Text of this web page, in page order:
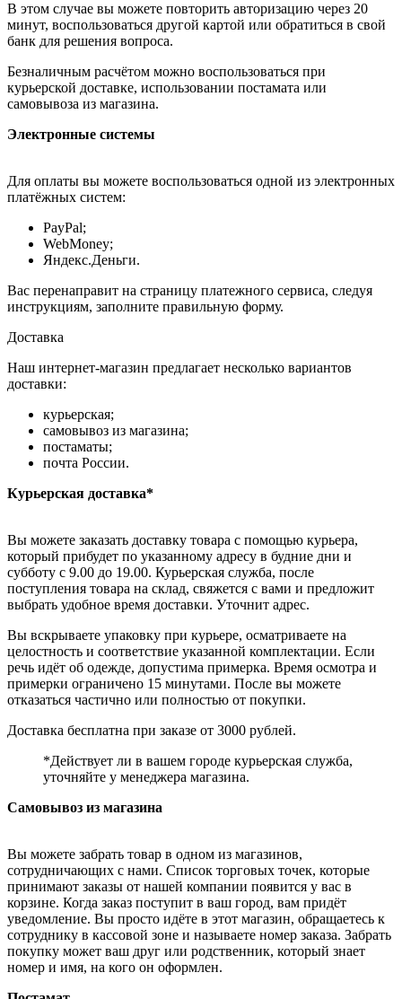
В этом случае вы можете повторить авторизацию через 20
минут, воспользоваться другой картой или обратиться в свой
банк для решения вопроса.
Безналичным расчётом можно воспользоваться при
курьерской доставке, использовании постамата или
самовывоза из магазина.
Электронные системы
Для оплаты вы можете воспользоваться одной из электронных
платёжных систем:
PayPal;
WebMoney;
Яндекс.Деньги.
Вас перенаправит на страницу платежного сервиса, следуя
инструкциям, заполните правильную форму.
Доставка
Наш интернет-магазин предлагает несколько вариантов
доставки:
курьерская;
самовывоз из магазина;
постаматы;
почта России.
Курьерская доставка*
Вы можете заказать доставку товара с помощью курьера,
который прибудет по указанному адресу в будние дни и
субботу с 9.00 до 19.00. Курьерская служба, после
поступления товара на склад, свяжется с вами и предложит
выбрать удобное время доставки. Уточнит адрес.
Вы вскрываете упаковку при курьере, осматриваете на
целостность и соответствие указанной комплектации. Если
речь идёт об одежде, допустима примерка. Время осмотра и
примерки ограничено 15 минутами. После вы можете
отказаться частично или полностью от покупки.
Доставка бесплатна при заказе от 3000 рублей.
*Действует ли в вашем городе курьерская служба,
уточняйте у менеджера магазина.
Самовывоз из магазина
Вы можете забрать товар в одном из магазинов,
сотрудничающих с нами. Список торговых точек, которые
принимают заказы от нашей компании появится у вас в
корзине. Когда заказ поступит в ваш город, вам придёт
уведомление. Вы просто идёте в этот магазин, обращаетесь к
сотруднику в кассовой зоне и называете номер заказа. Забрать
покупку может ваш друг или родственник, который знает
номер и имя, на кого он оформлен.